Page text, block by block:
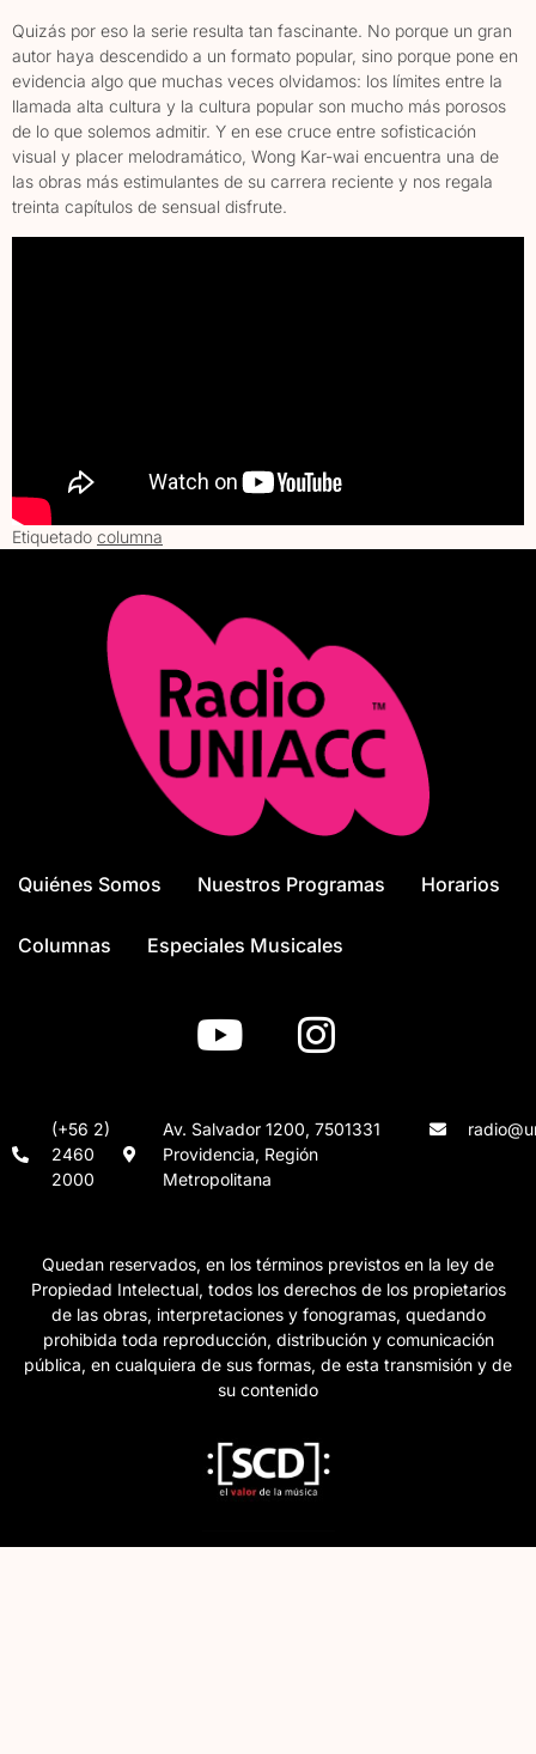
Quizás por eso la serie resulta tan fascinante. No porque un gran
autor haya descendido a un formato popular, sino porque pone en
evidencia algo que muchas veces olvidamos: los límites entre la
llamada alta cultura y la cultura popular son mucho más porosos
de lo que solemos admitir. Y en ese cruce entre sofisticación
visual y placer melodramático, Wong Kar-wai encuentra una de
las obras más estimulantes de su carrera reciente y nos regala
treinta capítulos de sensual disfrute.
Etiquetado columna
Quiénes Somos Nuestros Programas Horarios
Columnas Especiales Musicales
(+56 2)
2460
2000
Av. Salvador 1200, 7501331
Providencia, Región
Metropolitana
Quedan reservados, en los términos previstos en la ley de
Propiedad Intelectual, todos los derechos de los propietarios
de las obras, interpretaciones y fonogramas, quedando
prohibida toda reproducción, distribución y comunicación
pública, en cualquiera de sus formas, de esta transmisión y de
su contenido